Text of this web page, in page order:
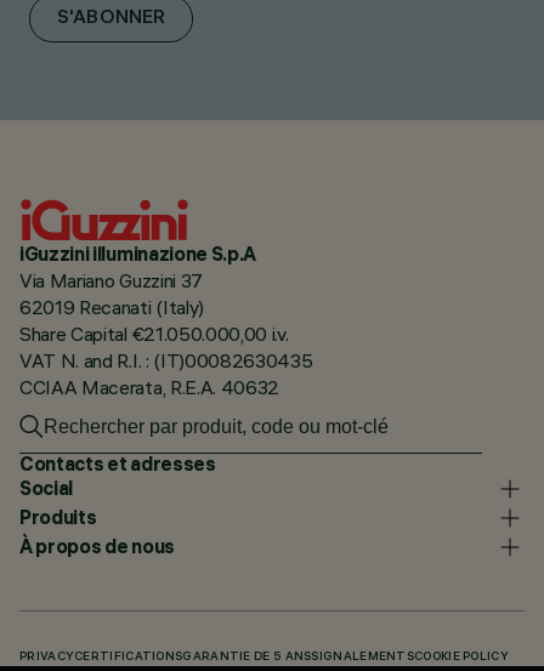
S'ABONNER
iGuzzini illuminazione S.p.A
Via Mariano Guzzini 37
62019 Recanati (Italy)
Share Capital €21.050.000,00 i.v.
VAT N. and R.I. : (IT)00082630435
CCIAA Macerata, R.E.A. 40632
Contacts et adresses
Social
Produits
À propos de nous
PRIVACY CERTIFICATIONSGARANTIE DE 5 ANSSIGNALEMENTSCOOKIE POLICY